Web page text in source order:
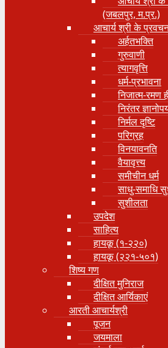
(जबलपुर, म.प्र.)
आचार्य श्री के
अर्हतभक्ति
गुरुवाणी
त्यागवृत्ति
धर्म-प्रभावना
निजात्म-रमण
निरंतर
निर्मल दृष्टि
परिग्रह
विनयावनति
वैयावृत्त्य
समीचीन धर्म
साधु-समाधि
सुशीलता
उपदेश
साहित्य
हायकू (१‍-२२०)
हायकू (२२१-५०१)
शिष्य गण
दीक्षित मुनिराज
दीक्षित आर्यिकाएं
आरती आचार्यश्री
पूजन
जयमाला